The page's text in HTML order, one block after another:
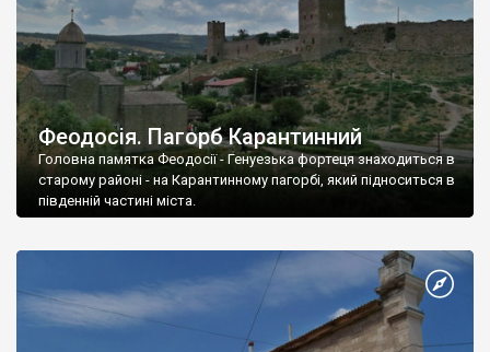
Феодосія. Пагорб Карантинний
Головна памятка Феодосії - Генуезька фортеця знаходиться в
старому районі - на Карантинному пагорбі, який підноситься в
південній частині міста.